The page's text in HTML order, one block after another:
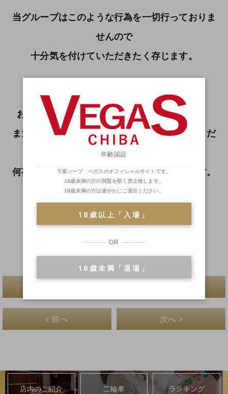
当グループはこのような行為を一切行っておりま
せんので
十分気を付けていただきたく存じます。
もしこのような行為を受けた際は
お手数ではございますが速やかに警察へ連絡、
または下記の電話番号よりベガスまでご連絡くだ
さい。
何卒ご協力のほど、よろしくお願いいたします。
当日予約専用回線
TEL :043-201-4126
（8：15～24：00）
前へ 次へ
店内のご紹介 二輪車 ランキング
年齢認証
千葉ソープ ベガスのオフィシャルサイトです。
18歳未満の方の閲覧を堅く禁止致します。
18歳未満の方は速やかにご退出ください。
18歳以上「入場」
OR
18歳未満「退場」